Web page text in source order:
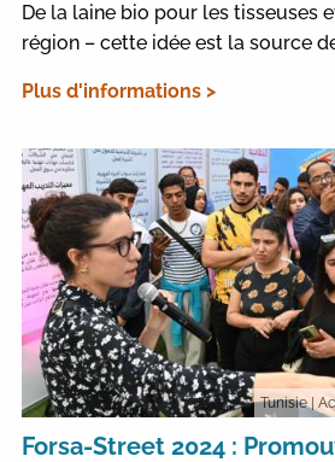
De la laine bio pour les tisseuses
région – cette idée est la source
Plus d'informations >
Tunisie |
Forsa-Street 2024 :